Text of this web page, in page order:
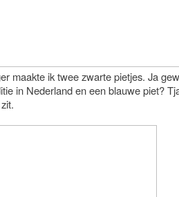
maakte ik twee zwarte pietjes. Ja
in Nederland en een blauwe piet?